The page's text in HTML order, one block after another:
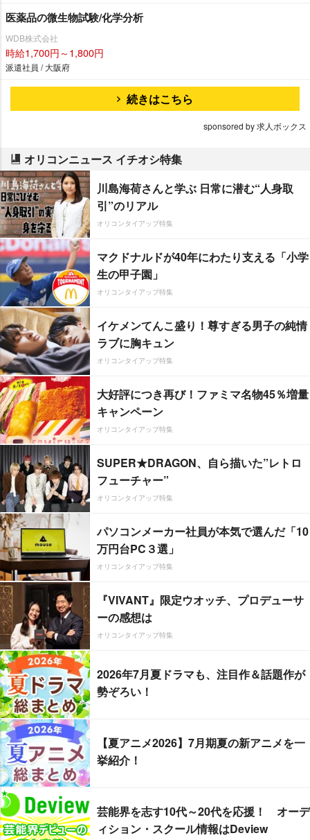
医薬品の微生物試験/化学分析
WDB株式会社
時給1,700円～1,800円
派遣社員 / 大阪府
続きはこちら
sponsored by 求人ボックス
オリコンニュース イチオシ特集
川島海荷さんと学ぶ 日常に潜む“人身取
引”のリアル
オリコンタイアップ特集
マクドナルドが40年にわたり支える「小学
生の甲子園」
オリコンタイアップ特集
イケメンてんこ盛り！尊すぎる男子の純情
ラブに胸キュン
オリコンタイアップ特集
大好評につき再び！ファミマ名物45％増量
キャンペーン
オリコンタイアップ特集
SUPER★DRAGON、自ら描いた”レトロ
フューチャー”
オリコンタイアップ特集
パソコンメーカー社員が本気で選んだ「10
万円台PC３選」
オリコンタイアップ特集
『VIVANT』限定ウオッチ、プロデューサ
ーの感想は
オリコンタイアップ特集
2026年7月夏ドラマも、注目作＆話題作が
勢ぞろい！
【夏アニメ2026】7月期夏の新アニメを一
挙紹介！
芸能界を志す10代～20代を応援！ オーデ
ィション・スクール情報はDeview